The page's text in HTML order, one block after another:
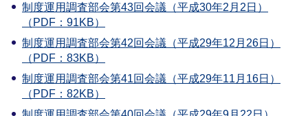
制度運用調査部会第43回会議（平成30年2月2日）
（PDF：91KB）
制度運用調査部会第42回会議（平成29年12月26日）
（PDF：83KB）
制度運用調査部会第41回会議（平成29年11月16日）
（PDF：82KB）